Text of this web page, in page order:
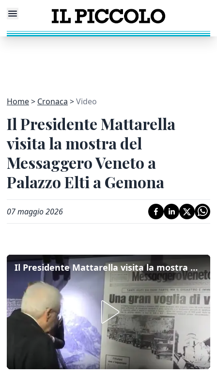
Home Cronaca Video
Il Presidente Mattarella
visita la mostra del
Messaggero Veneto a
Palazzo Elti a Gemona
07 maggio 2026
Il Presidente Mattarella visita la mostra del Messaggero Veneto a Palazzo Elti a Gemona